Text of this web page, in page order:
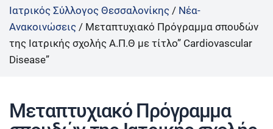
Ιατρικός Σύλλογος Θεσσαλονίκης / Νέα-
Ανακοινώσεις / Μεταπτυχιακό Πρόγραμμα σπουδών
της Ιατρικής σχολής Α.Π.Θ με τίτλο” Cardiovascular
Disease”
Μεταπτυχιακό Πρόγραμμα